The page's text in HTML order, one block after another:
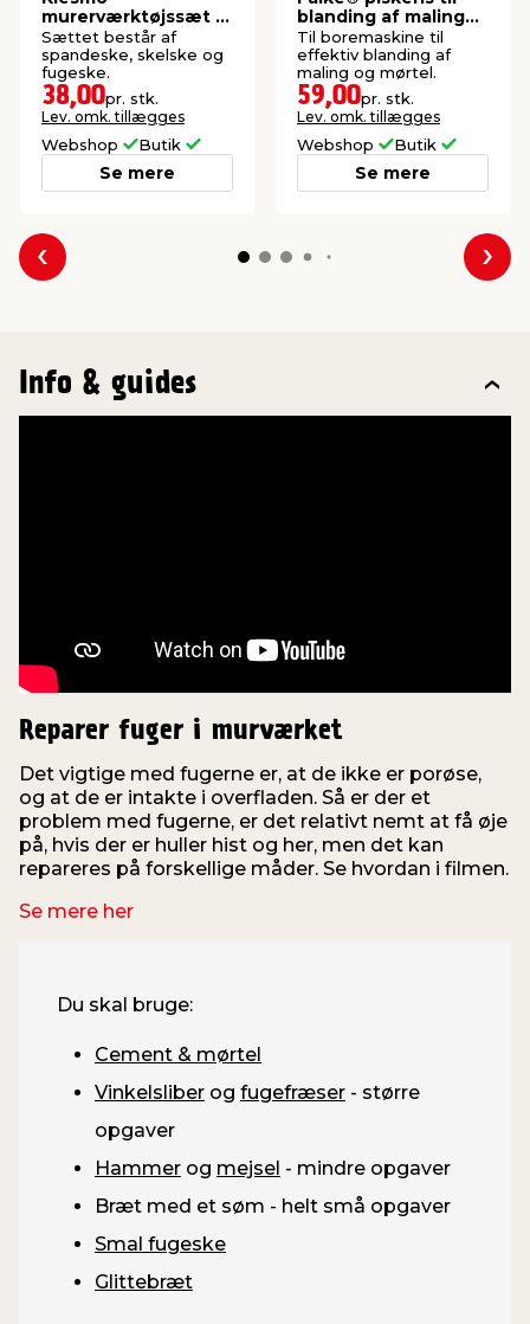
murerværktøjssæt 3
dele
Sættet består af
spandeske, skelske og
fugeske.
38,00pr. stk.
Lev. omk. tillægges
Webshop Butik
Se mere
blanding af maling
og mørtel
Til boremaskine til
effektiv blanding af
maling og mørtel.
59,00pr. stk.
Lev. omk. tillægges
Webshop Butik
Se mere
Forrige
Info & guides
Reparer fuger i murværket
Det vigtige med fugerne er, at de ikke er porøse,
og at de er intakte i overfladen. Så er der et
problem med fugerne, er det relativt nemt at få øje
på, hvis der er huller hist og her, men det kan
repareres på forskellige måder. Se hvordan i filmen.
Se mere her
Du skal bruge:
Cement & mørtel
Vinkelsliber og fugefræser - større
opgaver
Hammer og mejsel - mindre opgaver
Bræt med et søm - helt små opgaver
Smal fugeske
Glittebræt